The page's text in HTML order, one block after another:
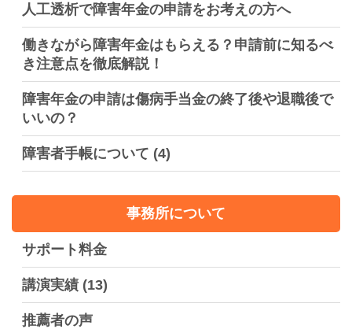
人工透析で障害年金の申請をお考えの方へ
働きながら障害年金はもらえる？申請前に知るべ
き注意点を徹底解説！
障害年金の申請は傷病手当金の終了後や退職後で
いいの？
障害者手帳について (4)
事務所について
サポート料金
講演実績 (13)
推薦者の声